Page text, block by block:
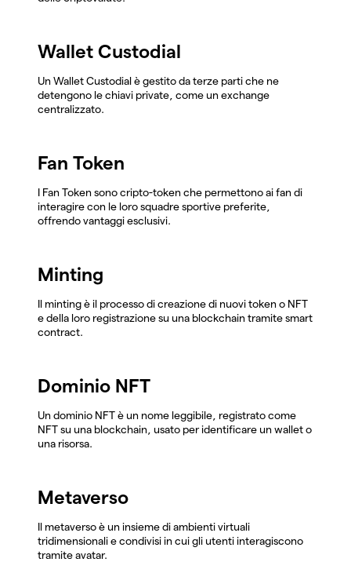
Wallet Custodial
Un Wallet Custodial è gestito da terze parti che ne
detengono le chiavi private, come un exchange
centralizzato.
Fan Token
I Fan Token sono cripto-token che permettono ai fan di
interagire con le loro squadre sportive preferite,
offrendo vantaggi esclusivi.
Minting
Il minting è il processo di creazione di nuovi token o NFT
e della loro registrazione su una blockchain tramite smart
contract.
Dominio NFT
Un dominio NFT è un nome leggibile, registrato come
NFT su una blockchain, usato per identificare un wallet o
una risorsa.
Metaverso
Il metaverso è un insieme di ambienti virtuali
tridimensionali e condivisi in cui gli utenti interagiscono
tramite avatar.